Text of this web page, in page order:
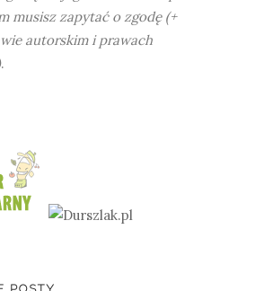
musisz zapytać o zgodę (+
autorskim i prawach
.